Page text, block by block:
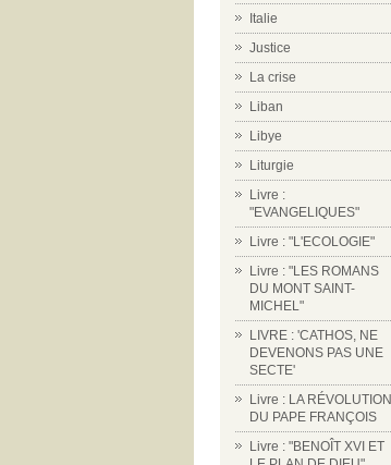
Italie
Justice
La crise
Liban
Libye
Liturgie
Livre :
"EVANGELIQUES"
Livre : "L'ECOLOGIE"
Livre : "LES ROMANS
DU MONT SAINT-
MICHEL"
LIVRE : 'CATHOS, NE
DEVENONS PAS UNE
SECTE'
Livre : LA RÉVOLUTION
DU PAPE FRANÇOIS
Livre : "BENOÎT XVI ET